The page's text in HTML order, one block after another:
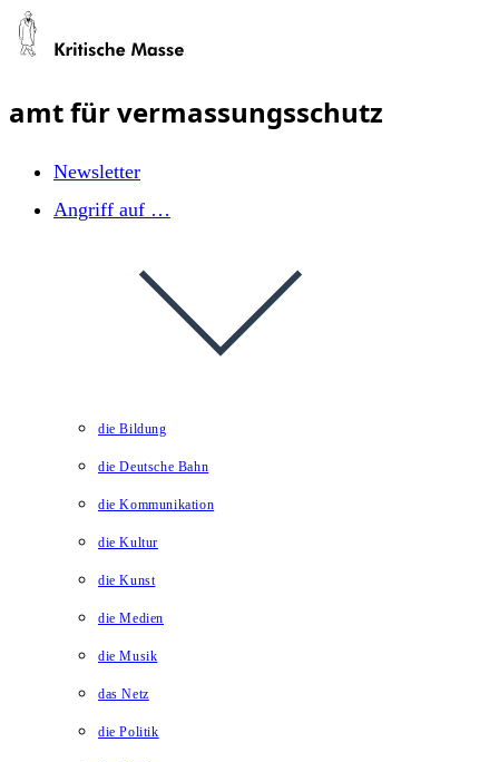
Zum
springen
amt für vermassungsschutz
Newsletter
Angriff auf …
die Bildung
die Deutsche Bahn
die Kommunikation
die Kultur
die Kunst
die Medien
die Musik
das Netz
die Politik